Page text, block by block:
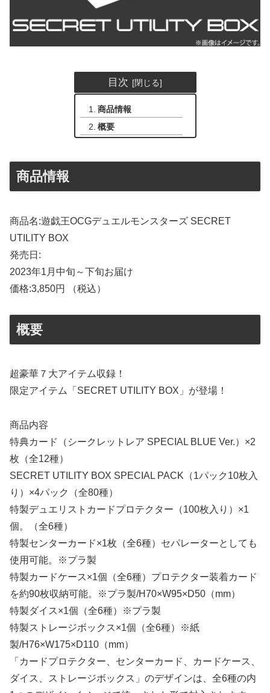
目次
商品情報
概要
商品情報
商品名:遊戯王OCGデュエルモンスターズ SECRET
UTILITY BOX
発売日:
2023年1月中旬～下旬お届け
価格:3,850円 （税込）
概要
超豪華７大アイテム収録！
限定アイテム「SECRET UTILITY BOX」が登場！
商品内容
特典カード（シークレットレア SPECIAL BLUE Ver.）×2
枚（全12種）
SECRET UTILITY BOX SPECIAL PACK（1パック10枚入
り）×4パック（全80種）
特製デュエリストカードプロテクター（100枚入り）×1
個。（全6種）
特製センターカード×1枚（全6種）セパレーターとしても
使用可能。※プラ製
特製カードケース×1個（全6種）プロテクター装着カード
を約90枚収納可能。※プラ製/H70×W95×D50（mm）
特製ダイス×1個（全6種）※プラ製
特製ストレージボックス×1個（全6種）※紙
製/H76×W175×D110（mm）
「カードプロテクター、センターカード、カードケース、
ダイス、ストレージボックス」のデザインは、全6種の内